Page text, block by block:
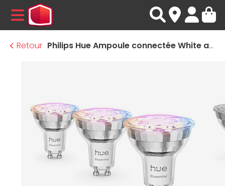
MENU
Retour
Philips Hue Ampoule connectée White and Color Ambiance Essential GU10 4.7W x 3